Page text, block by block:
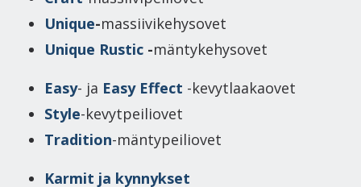
Unique-massiivikehysovet
Unique Rustic -mäntykehysovet
Easy- ja Easy Effect -kevytlaakaovet
Style-kevytpeiliovet
Tradition-mäntypeiliovet
Karmit ja kynnykset